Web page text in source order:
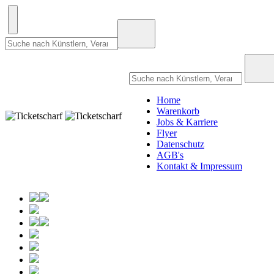
Home
Warenkorb
Jobs & Karriere
Flyer
Datenschutz
AGB's
Kontakt & Impressum